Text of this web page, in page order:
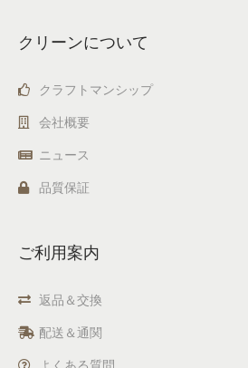
クリーンについて
クラフトマンシップ
会社概要
ニュース
品質保証
ご利用案内
返品＆交換
配送＆通関